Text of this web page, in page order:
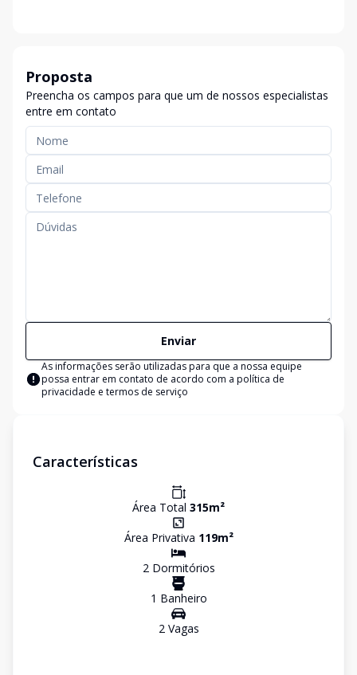
Proposta
Preencha os campos para que um de nossos especialistas
entre em contato
Enviar
As informações serão utilizadas para que a nossa equipe
possa entrar em contato de acordo com a política de
privacidade e termos de serviço
Características
Área Total 315m²
Área Privativa 119m²
2Dormitórios
1 Banheiro
2Vagas